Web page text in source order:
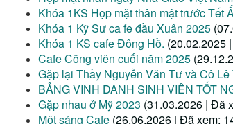
Khóa 1KS Họp mặt thân mật trước Tết
Khóa 1 Kỹ Sư ca fe đầu Xuân 2025
Khóa 1 KS cafe Đông Hồ. (20.02.2025
Cafe Công viên cuối năm 2025
Gặp lại Thầy Nguyễn Văn Tư và Cô
BẢNG VINH DANH SINH VIÊN TỐT
Gặp nhau ở Mỹ 2023 (31.03.2026 | Đã
Một sáng Cafe (26.06.2026 | Đã xem: